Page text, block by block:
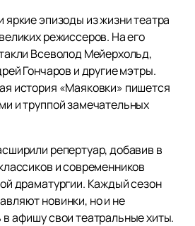
эпизоды из жизни театра
режиссеров. На его
Всеволод Мейерхольд,
Гончаров и другие мэтры.
история «Маяковки» пишется
и труппой замечательных
репертуар, добавив в
и современников
драматургии. Каждый сезон
новинки, но и не
афишу свои театральные хиты.